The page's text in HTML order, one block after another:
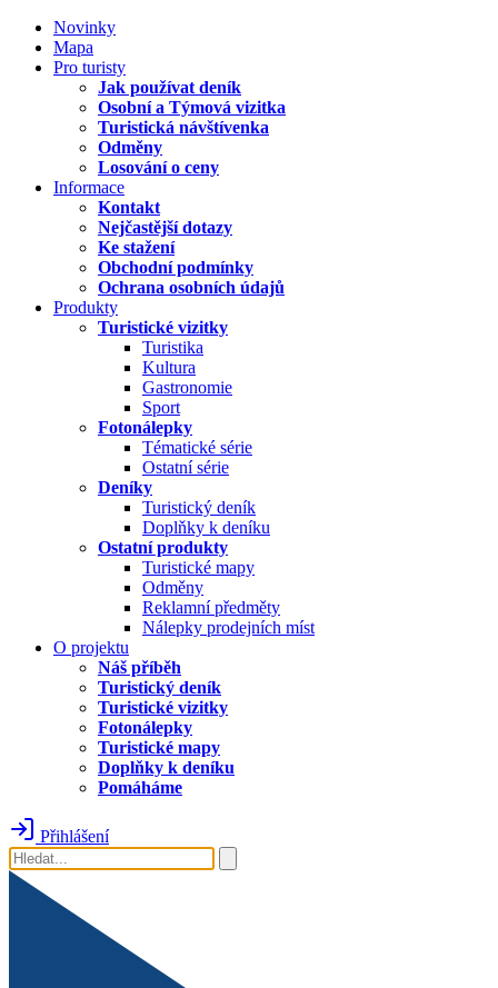
Novinky
Mapa
Pro turisty
Jak používat deník
Osobní a Týmová vizitka
Turistická návštívenka
Odměny
Losování o ceny
Informace
Kontakt
Nejčastější dotazy
Ke stažení
Obchodní podmínky
Ochrana osobních údajů
Produkty
Turistické vizitky
Turistika
Kultura
Gastronomie
Sport
Fotonálepky
Tématické série
Ostatní série
Deníky
Turistický deník
Doplňky k deníku
Ostatní produkty
Turistické mapy
Odměny
Reklamní předměty
Nálepky prodejních míst
O projektu
Náš příběh
Turistický deník
Turistické vizitky
Fotonálepky
Turistické mapy
Doplňky k deníku
Pomáháme
Přihlášení